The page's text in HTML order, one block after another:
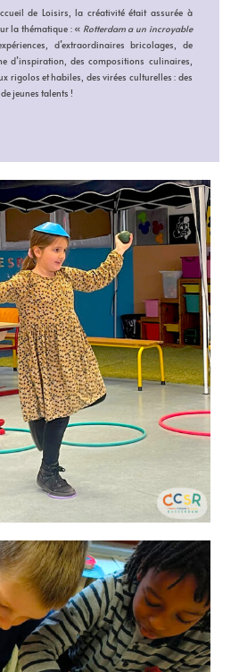
de Loisirs, la créativité était assurée à
la thématique : « Rotterdam a un incroyable
d’extraordinaires bricolages, de
d’inspiration, des compositions culinaires,
rigolos et habiles, des virées culturelles : des
jeunes talents !